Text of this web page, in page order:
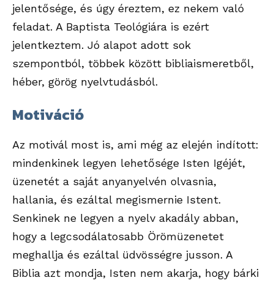
jelentősége, és úgy éreztem, ez nekem való
feladat. A Baptista Teológiára is ezért
jelentkeztem. Jó alapot adott sok
szempontból, többek között bibliaismeretből,
héber, görög nyelvtudásból.
Motiváció
Az motivál most is, ami még az elején indított:
mindenkinek legyen lehetősége Isten Igéjét,
üzenetét a saját anyanyelvén olvasnia,
hallania, és ezáltal megismernie Istent.
Senkinek ne legyen a nyelv akadály abban,
hogy a legcsodálatosabb Örömüzenetet
meghallja és ezáltal üdvösségre jusson. A
Biblia azt mondja, Isten nem akarja, hogy bárki